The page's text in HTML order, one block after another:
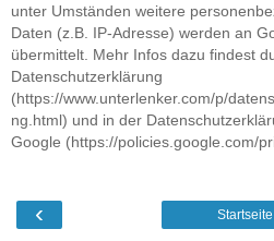
unter Umständen weitere
Daten (z.B. IP-Adresse) werden an
übermittelt. Mehr Infos dazu findest
Datenschutzerklärung
(https://www.unterlenker.com/p/
ng.html) und in der
Google (https://policies.google.com/
‹ Startseite